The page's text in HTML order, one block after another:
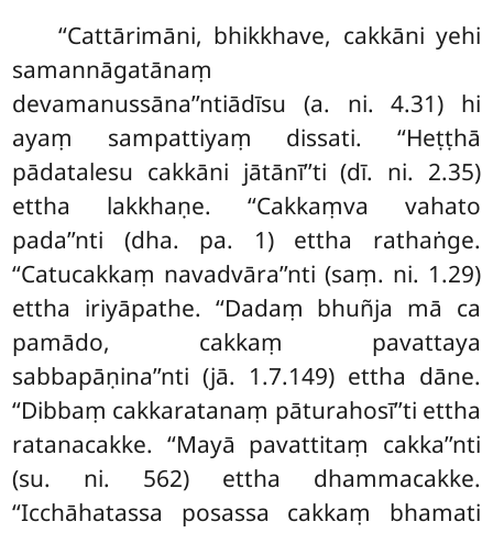
‘‘Cattārimāni, bhikkhave, cakkāni yehi
samannāgatānaṃ
devamanussāna’’ntiādīsu (a. ni. 4.31) hi
ayaṃ sampattiyaṃ dissati. ‘‘Heṭṭhā
pādatalesu cakkāni jātānī’’ti (dī. ni. 2.35)
ettha lakkhaṇe. ‘‘Cakkaṃva vahato
pada’’nti (dha. pa. 1) ettha rathaṅge.
‘‘Catucakkaṃ navadvāra’’nti (saṃ. ni. 1.29)
ettha iriyāpathe. ‘‘Dadaṃ bhuñja mā ca
pamādo, cakkaṃ pavattaya
sabbapāṇina’’nti (jā. 1.7.149) ettha dāne.
‘‘Dibbaṃ cakkaratanaṃ pāturahosī’’ti ettha
ratanacakke. ‘‘Mayā pavattitaṃ cakka’’nti
(su. ni. 562) ettha dhammacakke.
‘‘Icchāhatassa posassa cakkaṃ bhamati